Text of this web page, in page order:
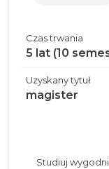
Czas trwania
5 lat (10
Uzyskany tytuł
magister
Studiuj